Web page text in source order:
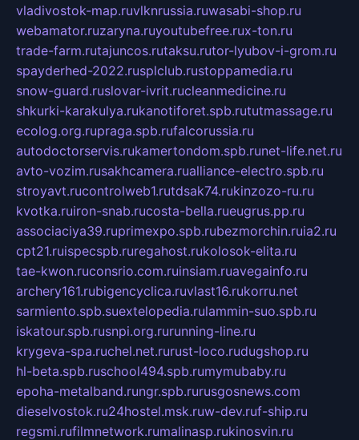
vladivostok-map.ruvlknrussia.ruwasabi-shop.ru
webamator.ruzaryna.ruyoutubefree.rux-ton.ru
trade-farm.rutajuncos.rutaksu.rutor-lyubov-i-grom.ru
spayderhed-2022.rusplclub.rustoppamedia.ru
snow-guard.ruslovar-ivrit.rucleanmedicine.ru
shkurki-karakulya.rukanotiforet.spb.rututmassage.ru
ecolog.org.rupraga.spb.rufalcorussia.ru
autodoctorservis.rukamertondom.spb.runet-life.net.ru
avto-vozim.rusakhcamera.rualliance-electro.spb.ru
stroyavt.rucontrolweb1.rutdsak74.rukinzozo-ru.ru
kvotka.ruiron-snab.rucosta-bella.rueugrus.pp.ru
associaciya39.ruprimexpo.spb.rubezmorchin.ruia2.ru
cpt21.ruispecspb.ruregahost.rukolosok-elita.ru
tae-kwon.ruconsrio.com.ruinsiam.ruavegainfo.ru
archery161.rubigencyclica.ruvlast16.rukorru.net
sarmiento.spb.suextelopedia.rulammin-suo.spb.ru
iskatour.spb.rusnpi.org.rurunning-line.ru
krygeva-spa.ruchel.net.rurust-loco.rudugshop.ru
hl-beta.spb.ruschool494.spb.rumymubaby.ru
epoha-metalband.rungr.spb.rurusgosnews.com
dieselvostok.ru24hostel.msk.ruw-dev.ruf-ship.ru
regsmi.rufilmnetwork.rumalinasp.rukinosvin.ru